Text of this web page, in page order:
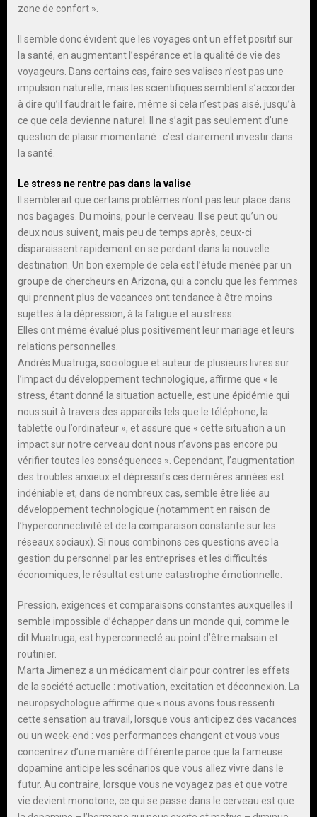
zone de confort ».
Il semble donc évident que les voyages ont un effet positif sur
la santé, en augmentant l’espérance et la qualité de vie des
voyageurs. Dans certains cas, faire ses valises n’est pas une
impulsion naturelle, mais les scientifiques semblent s’accorder
à dire qu’il faudrait le faire, même si cela n’est pas aisé, jusqu’à
ce que cela devienne naturel. Il ne s’agit pas seulement d’une
question de plaisir momentané : c’est clairement investir dans
la santé.
Le stress ne rentre pas dans la valise
Il semblerait que certains problèmes n’ont pas leur place dans
nos bagages. Du moins, pour le cerveau. Il se peut qu’un ou
deux nous suivent, mais peu de temps après, ceux-ci
disparaissent rapidement en se perdant dans la nouvelle
destination. Un bon exemple de cela est l’étude menée par un
groupe de chercheurs en Arizona, qui a conclu que les femmes
qui prennent plus de vacances ont tendance à être moins
sujettes à la dépression, à la fatigue et au stress.
Elles ont même évalué plus positivement leur mariage et leurs
relations personnelles.
Andrés Muatruga, sociologue et auteur de plusieurs livres sur
l’impact du développement technologique, affirme que « le
stress, étant donné la situation actuelle, est une épidémie qui
nous suit à travers des appareils tels que le téléphone, la
tablette ou l’ordinateur », et assure que « cette situation a un
impact sur notre cerveau dont nous n’avons pas encore pu
vérifier toutes les conséquences ». Cependant, l’augmentation
des troubles anxieux et dépressifs ces dernières années est
indéniable et, dans de nombreux cas, semble être liée au
développement technologique (notamment en raison de
l’hyperconnectivité et de la comparaison constante sur les
réseaux sociaux). Si nous combinons ces questions avec la
gestion du personnel par les entreprises et les difficultés
économiques, le résultat est une catastrophe émotionnelle.
Pression, exigences et comparaisons constantes auxquelles il
semble impossible d’échapper dans un monde qui, comme le
dit Muatruga, est hyperconnecté au point d’être malsain et
routinier.
Marta Jimenez a un médicament clair pour contrer les effets
de la société actuelle : motivation, excitation et déconnexion. La
neuropsychologue affirme que « nous avons tous ressenti
cette sensation au travail, lorsque vous anticipez des vacances
ou un week-end : vos performances changent et vous vous
concentrez d’une manière différente parce que la fameuse
dopamine anticipe les scénarios que vous allez vivre dans le
futur. Au contraire, lorsque vous ne voyagez pas et que votre
vie devient monotone, ce qui se passe dans le cerveau est que